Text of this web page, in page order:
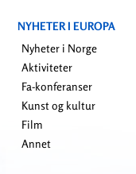
NYHETER I EUROPA
Nyheter i Norge
Aktiviteter
Fa-konferanser
Kunst og kultur
Film
Annet